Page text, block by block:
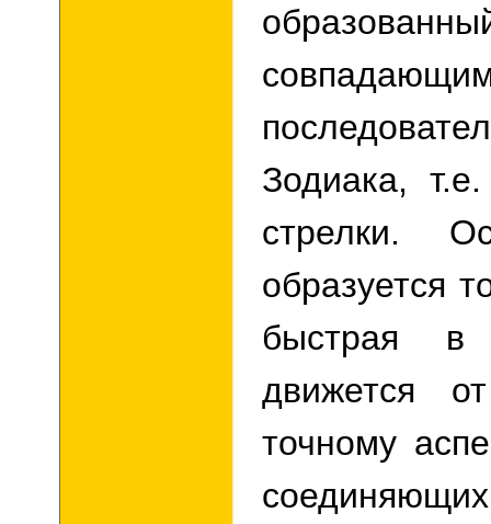
Зодиака,
стрелки.
образуется
быстрая в
движется
точному